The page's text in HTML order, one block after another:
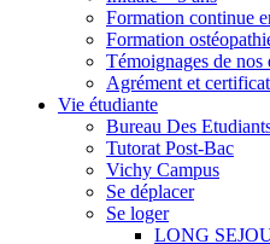
Formation continue
Formation
Témoignages de nos
Agrément et
Vie étudiante
Bureau Des
Tutorat Post-Bac
Vichy Campus
Se déplacer
Se loger
LONG